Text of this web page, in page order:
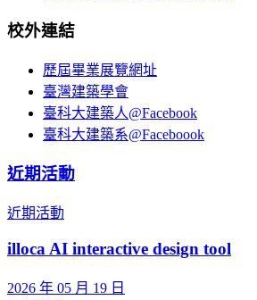
校外連結
歷屆畢業展覽網址
臺灣建築學會
臺科大建築人@Facebook
臺科大建築系@Faceboook
近期活動
近期活動
illoca AI interactive design tool
2026 年 05 月 19 日